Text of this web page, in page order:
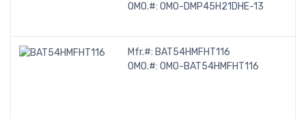
OMO.#: OMO-DMP45H21DHE-13
Mfr.#: BAT54HMFHT116
OMO.#: OMO-BAT54HMFHT116